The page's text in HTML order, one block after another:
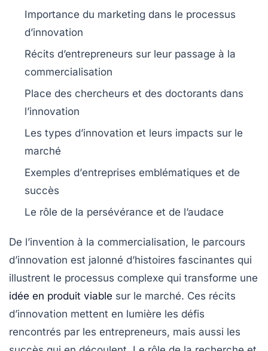
Importance du marketing dans le processus
d’innovation
Récits d’entrepreneurs sur leur passage à la
commercialisation
Place des chercheurs et des doctorants dans
l’innovation
Les types d’innovation et leurs impacts sur le
marché
Exemples d’entreprises emblématiques et de
succès
Le rôle de la persévérance et de l’audace
De l’invention à la commercialisation, le parcours
d’innovation est jalonné d’histoires fascinantes qui
illustrent le processus complexe qui transforme une
idée en produit viable sur le marché. Ces récits
d’innovation mettent en lumière les défis
rencontrés par les entrepreneurs, mais aussi les